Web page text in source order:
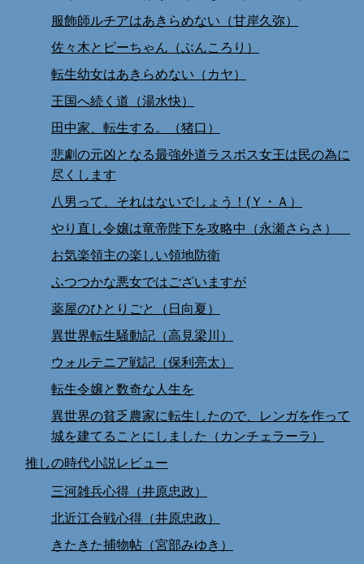
服飾師ルチアはあきらめない（甘岸久弥）
佐々木とピーちゃん（ぶんころり）
転生幼女はあきらめない（カヤ）
王国へ続く道（湯水快）
田中家、転生する。（猪口）
悲劇の元凶となる最強外道ラスボス女王は民の為に
尽くします
八男って、それはないでしょう！(Ｙ・Ａ）
やり直し令嬢は竜帝陛下を攻略中（永瀬さらさ）
お気楽領主の楽しい領地防衛
ふつつかな悪女ではございますが
薬屋のひとりごと（日向夏）
異世界転生騒動記（高見梁川）
ウォルテニア戦記（保利亮太）
転生令嬢と数奇な人生を
異世界の貧乏農家に転生したので、レンガを作って
城を建てることにしました（カンチェラーラ）
推しの時代小説レビュー
三河雑兵心得（井原忠政）
北近江合戦心得（井原忠政）
きたきた捕物帖（宮部みゆき）